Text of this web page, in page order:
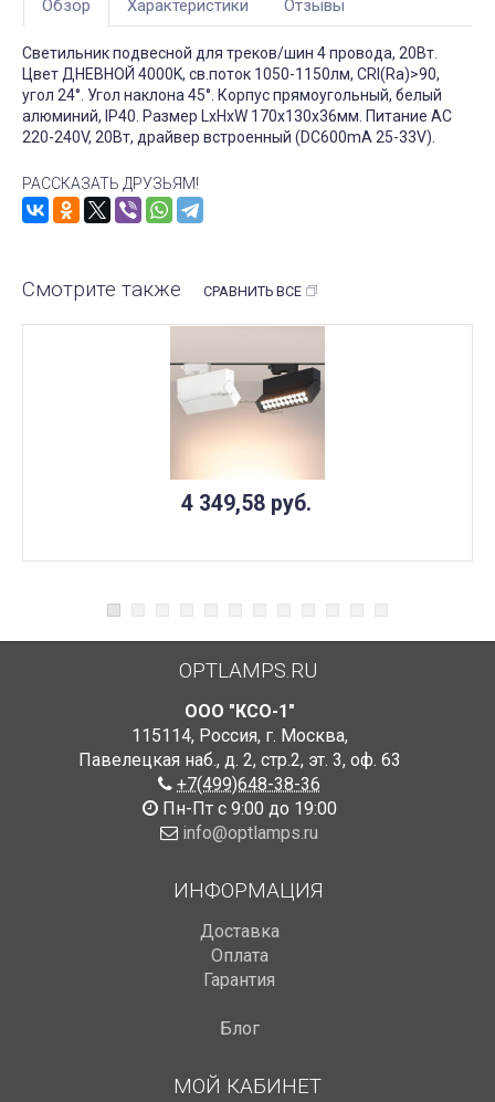
Обзор Характеристики Отзывы
Светильник подвесной для треков/шин 4 провода, 20Вт.
Цвет ДНЕВНОЙ 4000K, св.поток 1050-1150лм, CRI(Ra)>90,
угол 24°. Угол наклона 45°. Корпус прямоугольный, белый
алюминий, IP40. Размер LxHxW 170x130x36мм. Питание AC
220-240V, 20Вт, драйвер встроенный (DC600mA 25-33V).
РАССКАЗАТЬ ДРУЗЬЯМ!
Смотрите также СРАВНИТЬ ВСЕ
4 349,58 руб.
OPTLAMPS.RU
ООО "КСО-1"
115114, Россия, г. Москва,
Павелецкая наб., д. 2, стр.2, эт. 3, оф. 63
+7(499)648-38-36
Пн-Пт с 9:00 до 19:00
info@optlamps.ru
ИНФОРМАЦИЯ
Доставка
Оплата
Гарантия
Блог
МОЙ КАБИНЕТ